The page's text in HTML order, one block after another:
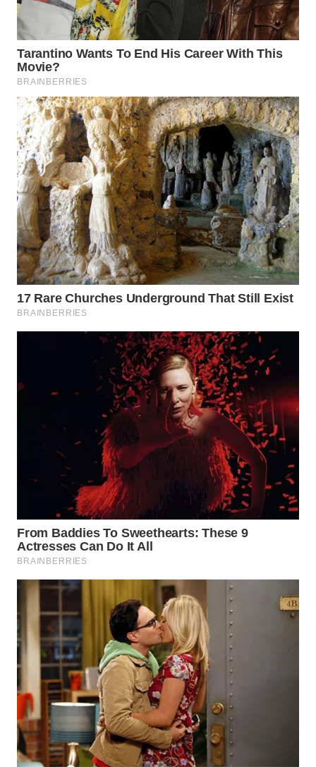
WN
WN
MALUT
WN
DAIRI
WN
DANAU
TOBA
WN
NIAS
WN
LANGKAT
WN
LESUNG
KARO
WN
SIMALUNGUN
LABUHANBATU
WN
TAPANULI
TENGAH
WN DELI
SERDANG
WN
TEBING